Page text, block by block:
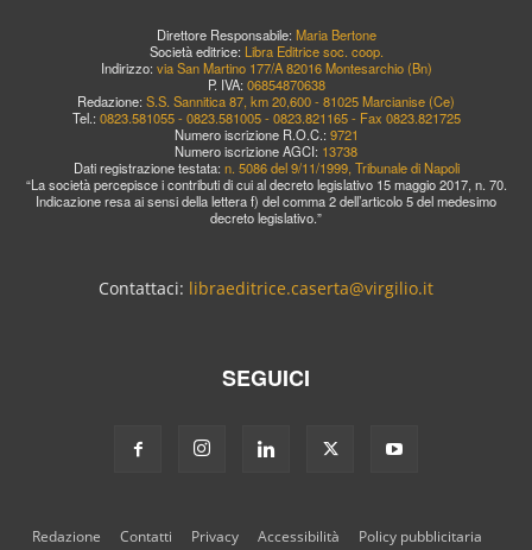
Direttore Responsabile: Maria Bertone
Società editrice: Libra Editrice soc. coop.
Indirizzo: via San Martino 177/A 82016 Montesarchio (Bn)
P. IVA: 06854870638
Redazione: S.S. Sannitica 87, km 20,600 - 81025 Marcianise (Ce)
Tel.: 0823.581055 - 0823.581005 - 0823.821165 - Fax 0823.821725
Numero iscrizione R.O.C.: 9721
Numero iscrizione AGCI: 13738
Dati registrazione testata: n. 5086 del 9/11/1999, Tribunale di Napoli
“La società percepisce i contributi di cui al decreto legislativo 15 maggio 2017, n. 70.
Indicazione resa ai sensi della lettera f) del comma 2 dell’articolo 5 del medesimo
decreto legislativo.”
Contattaci: libraeditrice.caserta@virgilio.it
SEGUICI
Redazione Contatti Privacy Accessibilità Policy pubblicitaria